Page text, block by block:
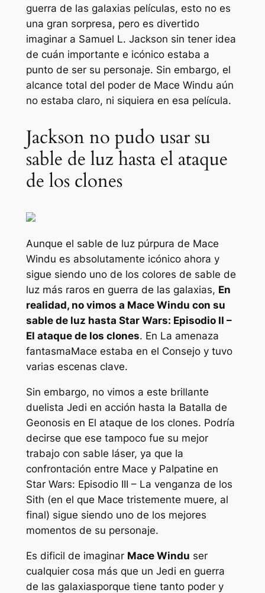
guerra de las galaxias películas, esto no es
una gran sorpresa, pero es divertido
imaginar a Samuel L. Jackson sin tener idea
de cuán importante e icónico estaba a
punto de ser su personaje. Sin embargo, el
alcance total del poder de Mace Windu aún
no estaba claro, ni siquiera en esa película.
Jackson no pudo usar su
sable de luz hasta el ataque
de los clones
Aunque el sable de luz púrpura de Mace
Windu es absolutamente icónico ahora y
sigue siendo uno de los colores de sable de
luz más raros en guerra de las galaxias, En
realidad, no vimos a Mace Windu con su
sable de luz hasta Star Wars: Episodio II –
El ataque de los clones. En La amenaza
fantasmaMace estaba en el Consejo y tuvo
varias escenas clave.
Sin embargo, no vimos a este brillante
duelista Jedi en acción hasta la Batalla de
Geonosis en El ataque de los clones. Podría
decirse que ese tampoco fue su mejor
trabajo con sable láser, ya que la
confrontación entre Mace y Palpatine en
Star Wars: Episodio III – La venganza de los
Sith (en el que Mace tristemente muere, al
final) sigue siendo uno de los mejores
momentos de su personaje.
Es dificil de imaginar Mace Windu ser
cualquier cosa más que un Jedi en guerra
de las galaxiasporque tiene tanto poder y